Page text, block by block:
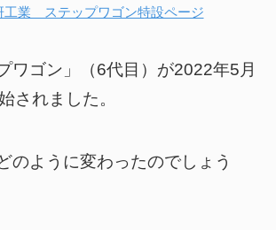
工業 ステップワゴン特設ページ
ワゴン」
（6代目）が2022年5月
されました。
のように変わったのでしょう